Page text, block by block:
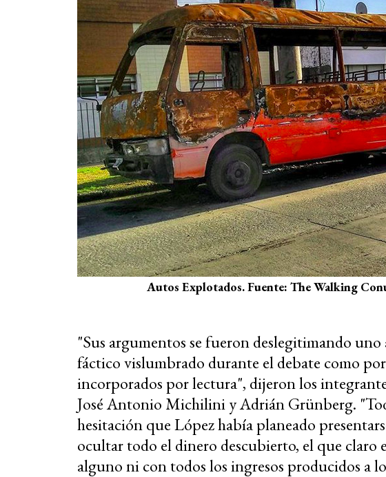
Autos Explotados. Fuente: The Walking
"Sus argumentos se fueron deslegitimando
fáctico vislumbrado durante el debate como
incorporados por lectura", dijeron los
José Antonio Michilini y Adrián Grünberg.
hesitación que López había planeado
ocultar todo el dinero descubierto, el que claro
alguno ni con todos los ingresos producidos a